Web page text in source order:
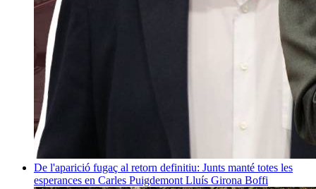
De l'aparició fugaç al retorn definitiu: Junts manté totes les
esperances en Carles Puigdemont Lluís Girona Boffi